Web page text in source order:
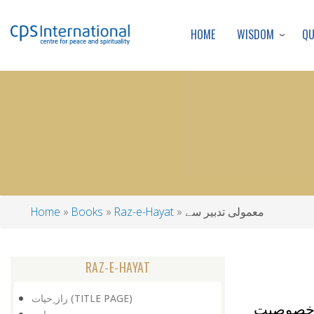
HOME WISDOM
Home Books Raz-e-Hayat معمولی تدبیر سے
RAZ-E-HAYAT
راز ِحیات (TITLE PAGE)
خصوصیت